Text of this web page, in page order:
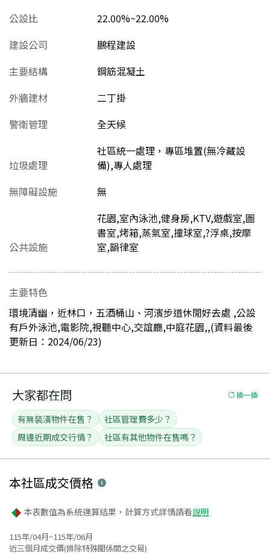
公設比
22.00%~22.00%
建設公司
鵬程建設
主要結構
鋼筋混凝土
外牆建材
二丁掛
警衛管理
全天候
垃圾處理
社區統一處理，專區堆置(無冷藏設
備),專人處理
無障礙設施
無
公共設施
花園,室內泳池,健身房,KTV,遊戲室,圖
書室,烤箱,蒸氣室,撞球室,?浮桌,按摩
室,韻律室
主要特色
環境清幽，近林口，五酒桶山、河濱步道休閒好去處 ,公設
有戶外泳池,電影院,視聽中心,交誼廳,中庭花園,,(資料最後
更新日：2024/06/23)
大家都在問 換一換
有無裝潢物件在售？
社區管理費多少？
周邊近期成交行情？
社區有其他物件在售嗎？
本社區成交價格
本表數值為系統運算結果，計算方式詳情請看說明
115年/04月~115年/06月
近三個月成交價(排除特殊關係間之交易)